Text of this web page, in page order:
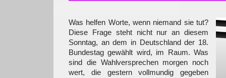
Was helfen Worte, wenn niemand sie tut?
Diese Frage steht nicht nur an diesem
Sonntag, an dem in Deutschland der 18.
Bundestag gewählt wird, im Raum. Was
sind die Wahlversprechen morgen noch
wert, die gestern vollmundig gegeben